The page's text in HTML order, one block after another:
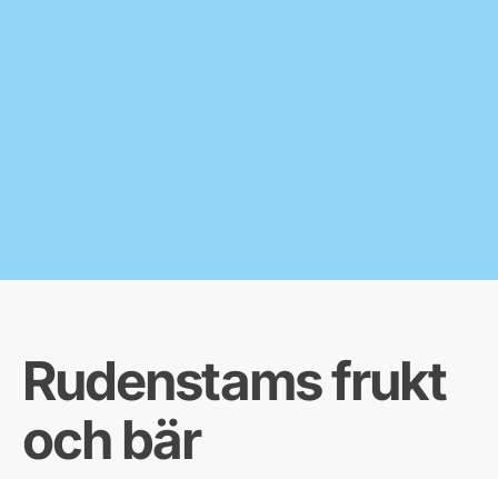
Rudenstams frukt
och bär